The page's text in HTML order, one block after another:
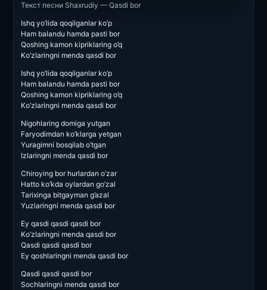
Текст песни Shaxrudiy — Qasdi bor
Ishq yo’lida qoqilganlar ko’p
Ham balandu hamda pasti bor
Qoshing kamon kipriklaring o’q
Ko’zlaringni menda qasdi bor
Ishq yo’lida qoqilganlar ko’p
Ham balandu hamda pasti bor
Qoshing kamon kipriklaring o’q
Ko’zlaringni menda qasdi bor
Nigohlaring domiga yutgan
Faryodimdan ko’klarga yetgan
Yuragimni bosqilab o’tgan
Izlaringni menda qasdi bor
Chiroying bor hurlardan o’zar
Hatto ko’kda oylardan go’zal
Tarixinga bitgayman g’azal
Yuzlaringni menda qasdi bor
Ey qasdi qasdi qasdi bor
Ko’zlaringni menda qasdi bor
Qasdi qasdi qasdi bor
Ey qoshlaringni menda qasdi bor
Qasdi qasdi qasdi bor
Sochlaringni menda qasdi bor